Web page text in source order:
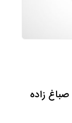
زاده